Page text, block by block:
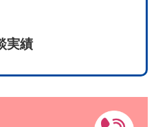
実績